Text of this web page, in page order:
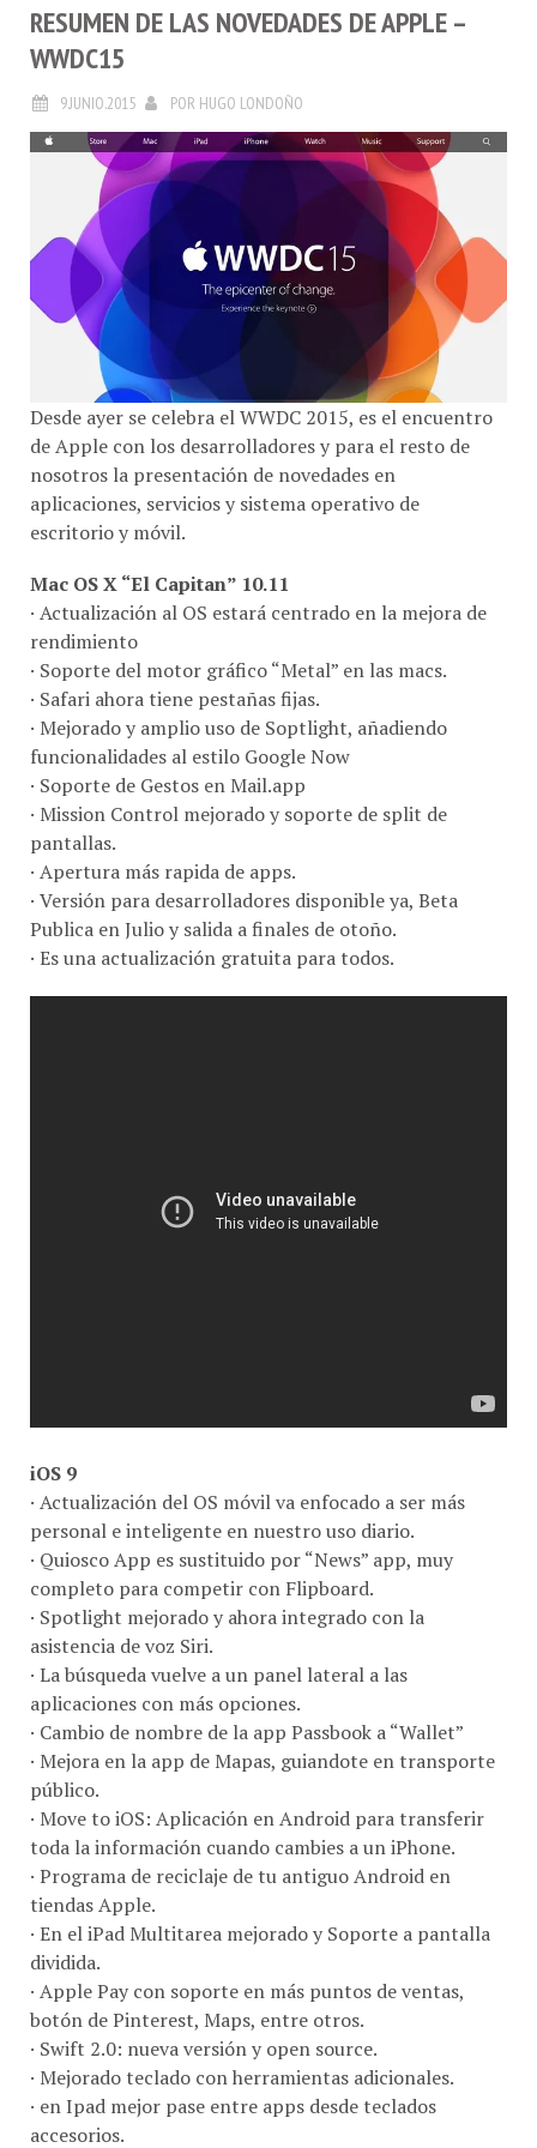
RESUMEN DE LAS NOVEDADES DE APPLE –
WWDC15
9.JUNIO.2015 POR HUGO LONDOÑO
Desde ayer se celebra el WWDC 2015, es el encuentro
de Apple con los desarrolladores y para el resto de
nosotros la presentación de novedades en
aplicaciones, servicios y sistema operativo de
escritorio y móvil.
Mac OS X “El Capitan” 10.11
· Actualización al OS estará centrado en la mejora de
rendimiento
· Soporte del motor gráfico “Metal” en las macs.
· Safari ahora tiene pestañas fijas.
· Mejorado y amplio uso de Soptlight, añadiendo
funcionalidades al estilo Google Now
· Soporte de Gestos en Mail.app
· Mission Control mejorado y soporte de split de
pantallas.
· Apertura más rapida de apps.
· Versión para desarrolladores disponible ya, Beta
Publica en Julio y salida a finales de otoño.
· Es una actualización gratuita para todos.
iOS 9
· Actualización del OS móvil va enfocado a ser más
personal e inteligente en nuestro uso diario.
· Quiosco App es sustituido por “News” app, muy
completo para competir con Flipboard.
· Spotlight mejorado y ahora integrado con la
asistencia de voz Siri.
· La búsqueda vuelve a un panel lateral a las
aplicaciones con más opciones.
· Cambio de nombre de la app Passbook a “Wallet”
· Mejora en la app de Mapas, guiandote en transporte
público.
· Move to iOS: Aplicación en Android para transferir
toda la información cuando cambies a un iPhone.
· Programa de reciclaje de tu antiguo Android en
tiendas Apple.
· En el iPad Multitarea mejorado y Soporte a pantalla
dividida.
· Apple Pay con soporte en más puntos de ventas,
botón de Pinterest, Maps, entre otros.
· Swift 2.0: nueva versión y open source.
· Mejorado teclado con herramientas adicionales.
· en Ipad mejor pase entre apps desde teclados
accesorios.